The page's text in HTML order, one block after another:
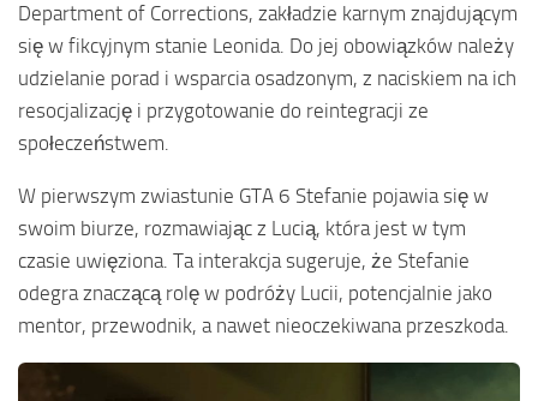
Department of Corrections, zakładzie karnym znajdującym
się w fikcyjnym stanie Leonida. Do jej obowiązków należy
udzielanie porad i wsparcia osadzonym, z naciskiem na ich
resocjalizację i przygotowanie do reintegracji ze
społeczeństwem.
W pierwszym zwiastunie GTA 6 Stefanie pojawia się w
swoim biurze, rozmawiając z Lucią, która jest w tym
czasie uwięziona. Ta interakcja sugeruje, że Stefanie
odegra znaczącą rolę w podróży Lucii, potencjalnie jako
mentor, przewodnik, a nawet nieoczekiwana przeszkoda.